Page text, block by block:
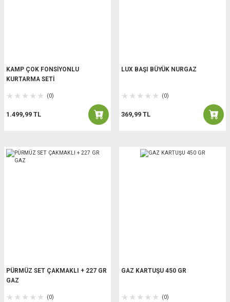
KAMP ÇOK FONSİYONLU
KURTARMA SETİ
(0)
1.499,99 TL
LUX BAŞI BÜYÜK NURGAZ
(0)
369,99 TL
PÜRMÜZ SET ÇAKMAKLI + 227 GR
GAZ
(0)
GAZ KARTUŞU 450 GR
(0)